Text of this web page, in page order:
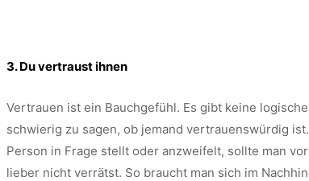
3. Du vertraust ihnen
Vertrauen ist ein Bauchgefühl. Es gibt keine
schwierig zu sagen, ob jemand vertrauenswürdig
Person in Frage stellt oder anzweifelt, sollte man
lieber nicht verrätst. So braucht man sich im